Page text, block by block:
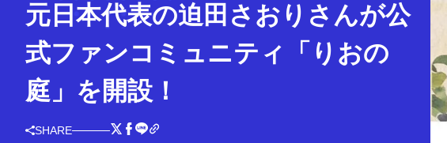
元日本代表の迫田さおりさんが公
式ファンコミュニティ「りおの
庭」を開設！
SHARE